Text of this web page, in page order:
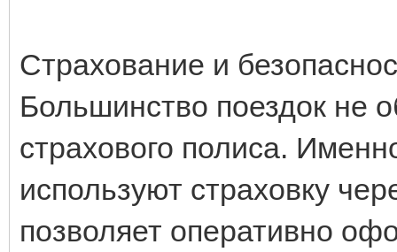
Страхование и
Большинство поездок не
страхового полиса.
используют страховку
позволяет оперативно